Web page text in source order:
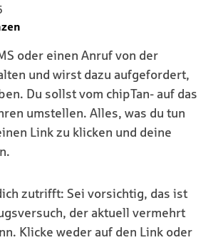
oder einen Anruf von der
und wirst dazu aufgefordert,
Du sollst vom chipTan- auf das
umstellen. Alles, was du tun
Link zu klicken und deine
zutrifft: Sei vorsichtig, das ist
der aktuell vermehrt
Klicke weder auf den Link oder